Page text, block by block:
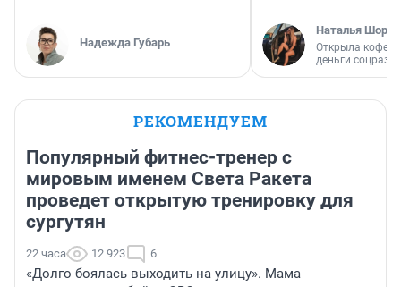
Надежда Губарь
Наталья
Открыла
деньги
РЕКОМЕНДУЕМ
Популярный фитнес-тренер с
мировым именем Света Ракета
проведет открытую тренировку для
сургутян
22 часа 12 923 6
«Долго боялась выходить на улицу». Мама